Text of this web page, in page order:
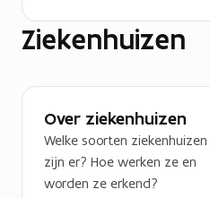
Ziekenhuizen
Over ziekenhuizen
Welke soorten ziekenhuizen
zijn er? Hoe werken ze en
worden ze erkend?